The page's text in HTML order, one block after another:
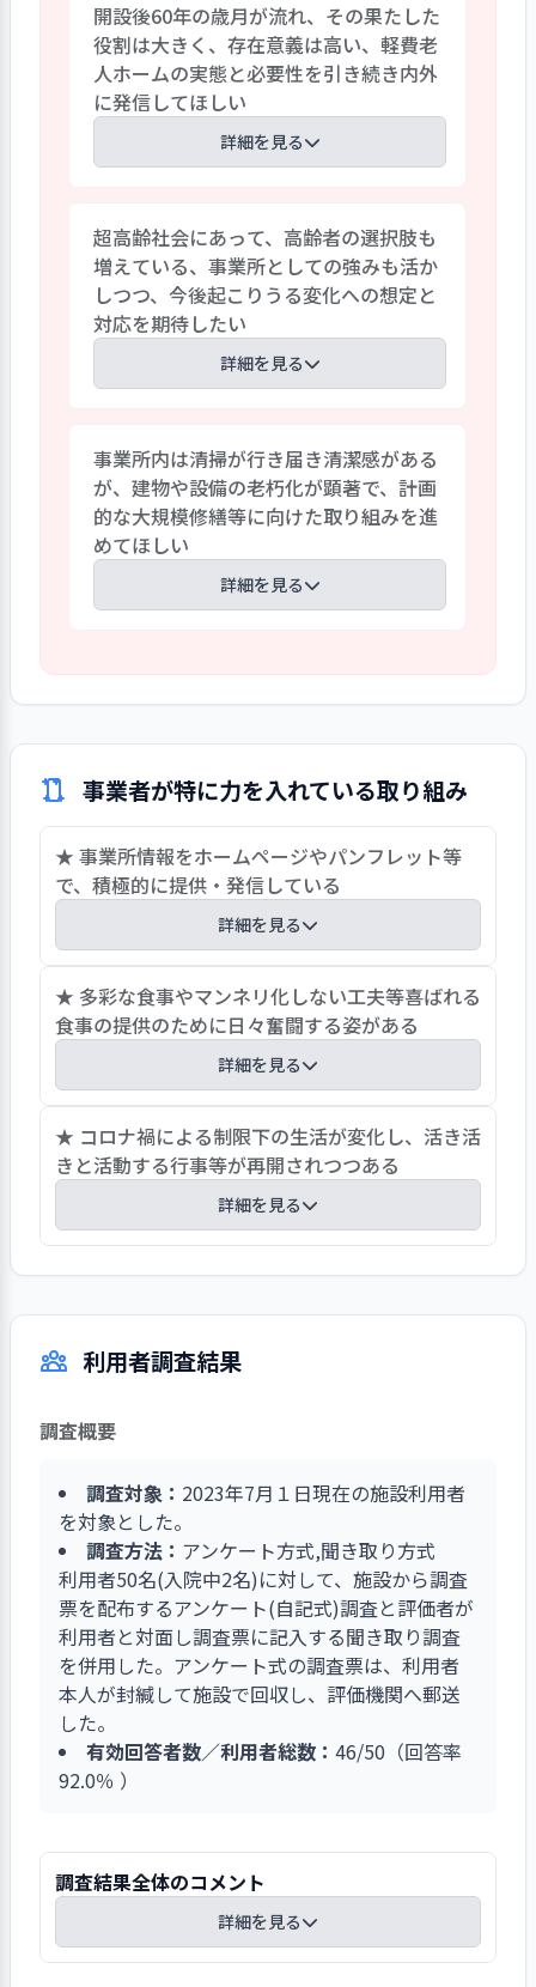
員、介護・看護職員、栄養士、事務員、
宿直者で共有し、職員全体で支援する体
制を整えている。更に、処遇日誌は利用者
の個別ケース記録と連動して、利用者の状
況変化を詳しく確認できるようになってお
り、多職種連携での支援に活用されてい
開設後60年の歳月が流れ、その果たした
役割は大きく、存在意義は高い、軽費老
人ホームの実態と必要性を引き続き内外
に発信してほしい
詳細を見る
に60年という歳月が流れている。身体機
能の低下等で自立した日常生活を営むこ
とに不安があり、家族の援助が困難な方を
対象にしている。その存在意義は、引き
続き失われることはない。むしろ超高齢社
会の中にあって、高齢者を取り巻く社会状
老人ホームのあり方を個人単位、組織単
位で考える必要があると事業所では認識
している。社会のすき間から零れ落ちる
人間を無くすように、今後ともセーフティ
ーネットの一翼としての役割は大きく、
実態の発信に期待したい。
超高齢社会にあって、高齢者の選択肢も
増えている、事業所としての強みも活か
しつつ、今後起こりうる変化への想定と
対応を期待したい
詳細を見る
の選択肢が増えている現在、社会福祉法人
の福祉施設、またA型軽費老人ホームとし
ての役割について、再考する時期に差し掛
かっていると認識している。特に、地域包
括ケアの深化と共に、在宅サービスは拡
充し、また住まいとしての役割を担う施
サービスの提供が多彩、アクティブ感、地
域との連携のしやすさという強み、独居
る貢献の道が残されている。事業所とし
て、今後起こりうる変化について様々な想
定と対応を進めたい。
事業所内は清掃が行き届き清潔感がある
が、建物や設備の老朽化が顕著で、計画
的な大規模修繕等に向けた取り組みを進
めてほしい
詳細を見る
大規模修繕に向けた対応を進めている。
事業計画(令和５～７年度)でも、大規模修
繕に向けた積立、居室エアコンや電気温
水器の計画的な更新を進めている。一
方、積み立てにおいては稼働率との関連
や、大規模修繕の場面では特養と建物が
一体という課題もある。事業所としての
存在意義を示し、利用者にも快適な環境
を提供する上で、東京都の補助金等の動向
把握を含め、引き続き、大規模改修等に向
けた計画的な取り組みを進めてほしい。
事業者が特に力を入れている取り組み
★ 事業所情報をホームページやパンフレット等
で、積極的に提供・発信している
詳細を見る
ホームページは、施設紹介、入居の案内、利用料
金一覧、最近の出来事、等多くの情報が掲載され
ており、最近の出来事では、外出行事などの様子
を写真や利用者の感想を添えて紹介している。パ
ンフレットには「存在のあるかがやく日々を…」
をタイトルに掲げ、事業内容や利用までの流れ、
施設での生活などを明瞭に記載し、利用希望者等
にわかりやすくサービスの情報を提供している。
その他、地域に向けた情報発信として東村山市高
齢者福祉施設連絡会が令和５年３月に作成した
「つながり」という市内の施設紹介パンフレット
でも事業所情報を掲載している。
★ 多彩な食事やマンネリ化しない工夫等喜ばれる
食事の提供のために日々奮闘する姿がある
詳細を見る
年間を通して多彩な食事が提供されている。月に
数回四季が味わえる旬の食事や各地の料理を味わ
うことが出来る郷土料理、祝日は祝日メニューと
して赤飯・鯛の塩焼きが提供され、行事食やお楽
しみ食事会がある。調理員による「こだわりの逸
品メニュー」では担当となった調理員が手作り、
料理や「大人様ランチ」等々、マンネリ化しない
ストを意識しながらも利用者が喜ぶ食事を提供し
たいと奮闘する様子が窺えた。
★ コロナ禍による制限下の生活が変化し、活き活
きと活動する行事等が再開されつつある
詳細を見る
近年はコロナ禍にあり、感染予防を徹底しながら
地域住民と交流する機会も制限されてきた。利用
事会もプレゼントの贈呈のみ。今年に入りコロナ
に関する状況が変化する中で、やっと沢山準備さ
や展示会の準備が活き活きと行なわれている。感
染予防も行ないながら、利用者が集い歌い笑いあ
う機会が増え、生活が豊かになるために最大限気
を配る職員の姿がある。
利用者調査結果
調査概要
調査対象： 2023年7月１日現在の施設利用者
を対象とした。
調査方法： アンケート方式,聞き取り方式
利用者50名(入院中2名)に対して、施設から調査
票を配布するアンケート(自記式)調査と評価者が
利用者と対面し調査票に記入する聞き取り調査
を併用した。アンケート式の調査票は、利用者
本人が封緘して施設で回収し、評価機関へ郵送
した。
有効回答者数／利用者総数： 46/50（回答率
92.0％ ）
調査結果全体のコメント
詳細を見る